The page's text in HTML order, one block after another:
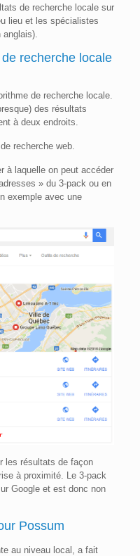
de recherche locale sur
lieu et les spécialistes
de recherche locale
de recherche locale.
des résultats
à deux endroits.
recherche web.
à laquelle on peut accéder
» du 3-pack ou en
exemple avec une
les résultats de façon
à proximité. Le 3-pack
Google et est donc non
Possum
au niveau local, a fait